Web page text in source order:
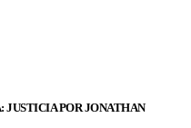
POR JONATHAN